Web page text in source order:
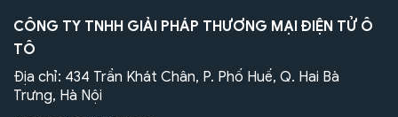
CÔNG TY TNHH GIẢI PHÁP THƯƠNG MẠI ĐIỆN TỬ Ô
TÔ
Địa chỉ: 434 Trần Khát Chân, P. Phố Huế, Q. Hai Bà
Trưng, Hà Nội